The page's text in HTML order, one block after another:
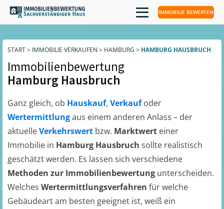
IMMOBILIE BEWERTEN
START> IMMOBILIE VERKAUFEN > HAMBURG > HAMBURG HAUSBRUCH
Immobilienbewertung
Hamburg Hausbruch
Ganz gleich, ob Hauskauf, Verkaufoder
Wertermittlungaus einem anderen Anlass – der
aktuelleVerkehrswert bzw. Marktwert einer
Immobilie in Hamburg Hausbruch sollte realistisch
geschätzt werden. Es lassen sich verschiedene
Methoden zur Immobilienbewertung unterscheiden.
Welches Wertermittlungsverfahren für welche
Gebäudeart am besten geeignet ist, weiß ein